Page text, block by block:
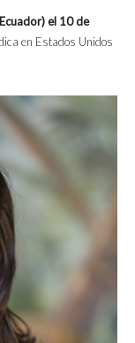
el 10 de
en Estados Unidos